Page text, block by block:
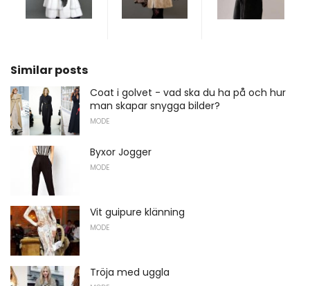
Similar posts
Coat i golvet - vad ska du ha på och hur
man skapar snygga bilder?
MODE
Byxor Jogger
MODE
Vit guipure klänning
MODE
Tröja med uggla